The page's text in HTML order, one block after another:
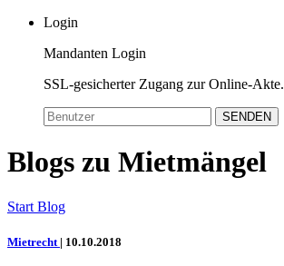
Login
Mandanten Login
SSL-gesicherter Zugang zur Online-Akte.
SENDEN
Blogs zu Mietmängel
Start Blog
Mietrecht | 10.10.2018